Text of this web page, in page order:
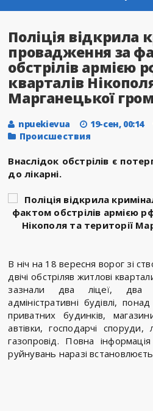
Поліція відкрила
провадження за
обстрілів армією
кварталів
Марганецької
npuekievua 19-сен, 00:14
Происшествия
Внаслідок обстрілів є
до лікарні.
В ніч на 18 вересня ворог зі
двічі обстріляв житлові
зазнали два ліцеї, два
адміністративні будівлі,
приватних будинків,
автівки, господарчі споруди,
газопровід. Повна
руйнувань наразі